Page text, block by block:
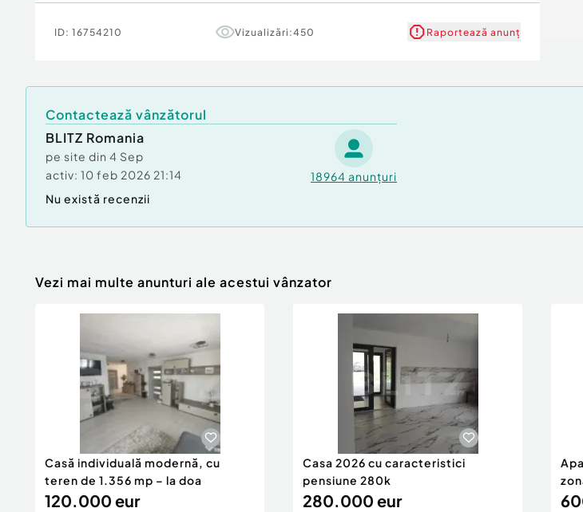
ID: 16754210 Vizualizări:450 Raportează anunț
Contactează vânzătorul
BLITZ Romania
pe site din 4 Sep
activ: 10 feb 2026 21:14 18964 anunțuri
Nu există recenzii
Vezi mai multe anunturi ale acestui vânzator
Casă individuală modernă, cu
teren de 1.356 mp – la doa
120.000 eur
Casa 2026 cu caracteristici
pensiune 280k
280.000 eur